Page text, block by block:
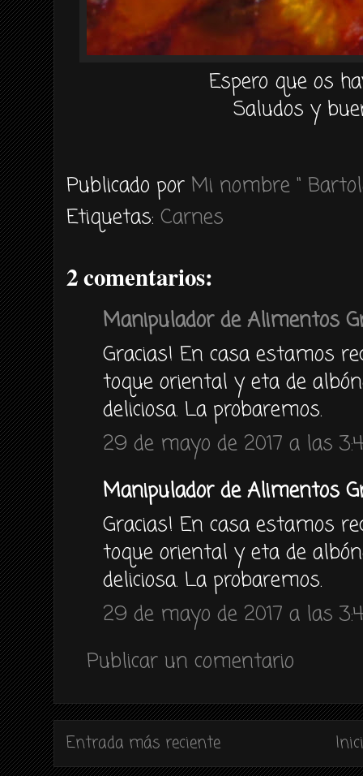
Espero que os
Saludos y
Publicado por Mi nombre "
Etiquetas: Carnes
2 comentarios:
Manipulador de Alimentos
Gracias! En casa estamos
toque oriental y eta de
deliciosa. La probaremos.
29 de mayo de 2017 a las
Manipulador de Alimentos
Gracias! En casa estamos
toque oriental y eta de
deliciosa. La probaremos.
29 de mayo de 2017 a las
Publicar un comentario
Entrada más reciente